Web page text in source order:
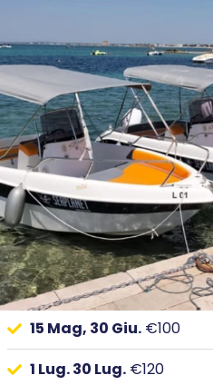
15 Mag, 30 Giu. €100
1 Lug. 30 Lug. €120